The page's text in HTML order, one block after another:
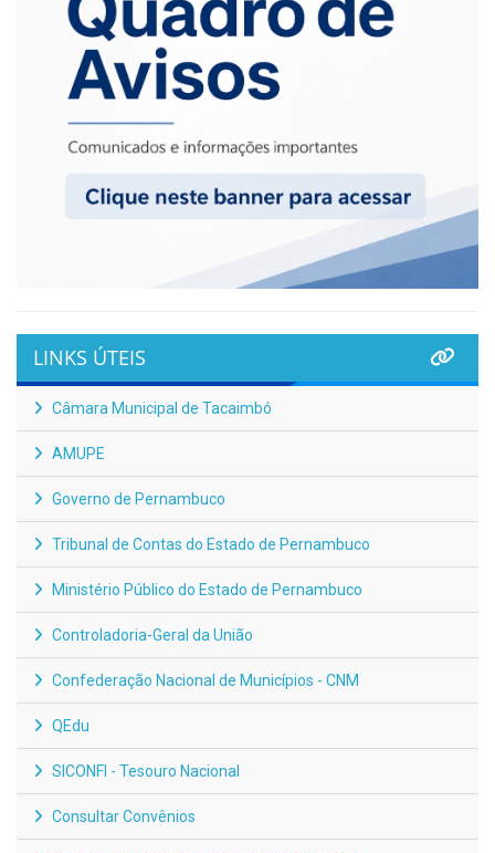
LINKS ÚTEIS
Câmara Municipal de Tacaimbó
AMUPE
Governo de Pernambuco
Tribunal de Contas do Estado de Pernambuco
Ministério Público do Estado de Pernambuco
Controladoria-Geral da União
Confederação Nacional de Municípios - CNM
QEdu
SICONFI - Tesouro Nacional
Consultar Convênios